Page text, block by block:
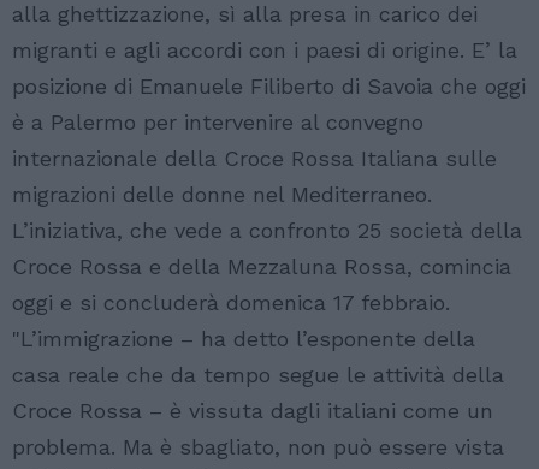
alla ghettizzazione, sì alla presa in carico dei
migranti e agli accordi con i paesi di origine. E’ la
posizione di Emanuele Filiberto di Savoia che oggi
è a Palermo per intervenire al convegno
internazionale della Croce Rossa Italiana sulle
migrazioni delle donne nel Mediterraneo.
L’iniziativa, che vede a confronto 25 società della
Croce Rossa e della Mezzaluna Rossa, comincia
oggi e si concluderà domenica 17 febbraio.
"L’immigrazione – ha detto l’esponente della
casa reale che da tempo segue le attività della
Croce Rossa – è vissuta dagli italiani come un
problema. Ma è sbagliato, non può essere vista